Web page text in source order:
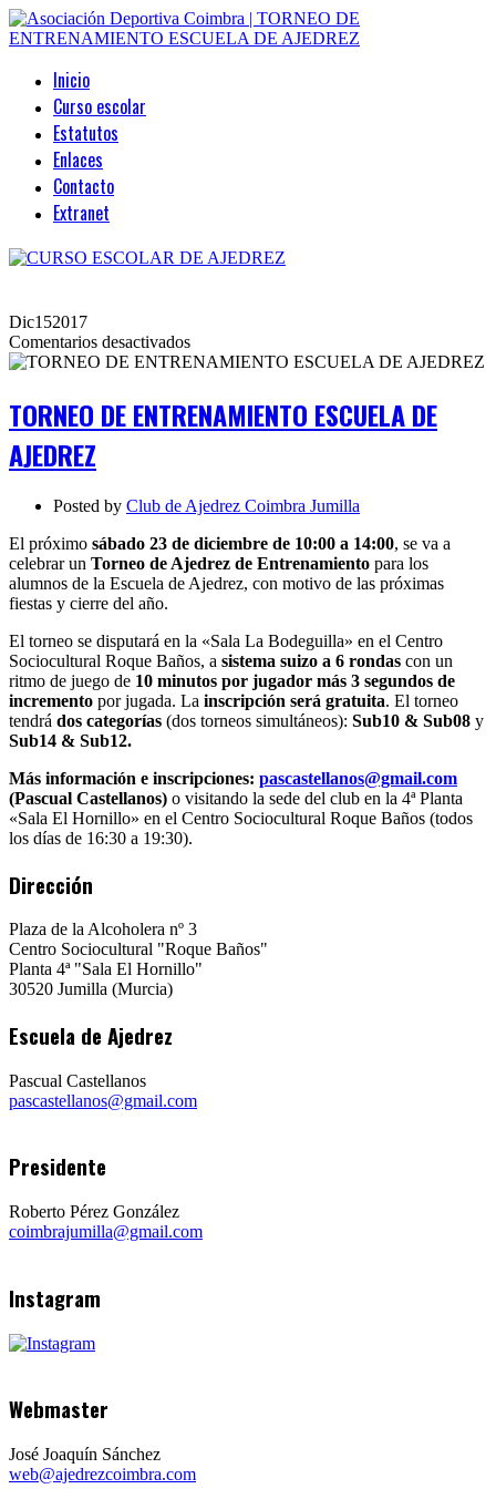
Inicio
Curso escolar
Estatutos
Enlaces
Contacto
Extranet
Dic152017
Comentarios desactivadosen
TORNEO
ESCUELA
TORNEO DE ENTRENAMIENTO ESCUELA DE
AJEDREZ
Posted by Club de Ajedrez Coimbra Jumilla
El próximo sábado 23 de diciembre de 10:00 a 14:00, se va a
celebrar un Torneo de Ajedrez de Entrenamiento para los
alumnos de la Escuela de Ajedrez, con motivo de las próximas
fiestas y cierre del año.
El torneo se disputará en la «Sala La Bodeguilla» en el Centro
Sociocultural Roque Baños, a sistema suizo a 6 rondas con un
ritmo de juego de 10 minutos por jugador más 3 segundos de
incremento por jugada. La inscripción será gratuita. El torneo
tendrá dos categorías (dos torneos simultáneos): Sub10 & Sub08 y
Sub14 & Sub12.
Más información e inscripciones: pascastellanos@gmail.com
(Pascual Castellanos) o visitando la sede del club en la 4ª Planta
«Sala El Hornillo» en el Centro Sociocultural Roque Baños (todos
los días de 16:30 a 19:30).
Dirección
Plaza de la Alcoholera nº 3
Centro Sociocultural "Roque Baños"
Planta 4ª "Sala El Hornillo"
30520 Jumilla (Murcia)
Escuela de Ajedrez
Pascual Castellanos
pascastellanos@gmail.com
Presidente
Roberto Pérez González
coimbrajumilla@gmail.com
Instagram
Webmaster
José Joaquín Sánchez
web@ajedrezcoimbra.com